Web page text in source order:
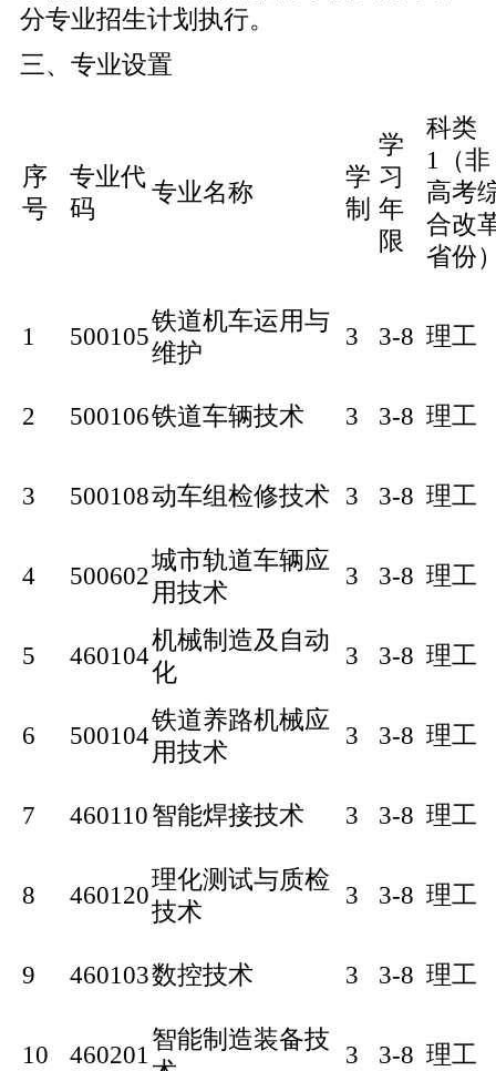
分专业招生计划执行。
三、专业设置
序
号
专业代
码
专业名称
学
制
学
习
年
限
科类
1（非
高考
合改
省份
1 500105
铁道机车运用与
维护
3 3-8 理工
2 500106铁道车辆技术 3 3-8 理工
3 500108动车组检修技术 3 3-8 理工
4 500602
城市轨道车辆应
用技术
3 3-8 理工
5 460104
机械制造及自动
化
3 3-8 理工
6 500104
铁道养路机械应
用技术
3 3-8 理工
7 460110 智能焊接技术 3 3-8 理工
8 460120
理化测试与质检
技术
3 3-8 理工
9 460103数控技术 3 3-8 理工
10 460201
智能制造装备技
3 3-8 理工